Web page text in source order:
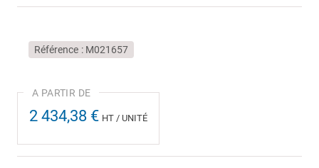
Référence M021657
2 434,38 € HT / UNITÉ